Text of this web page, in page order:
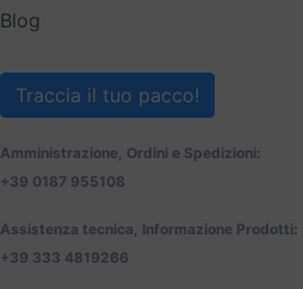
Blog
Traccia il tuo pacco!
Amministrazione, Ordini e Spedizioni:
+39 0187 955108
Assistenza tecnica, Informazione Prodotti:
+39 333 4819266